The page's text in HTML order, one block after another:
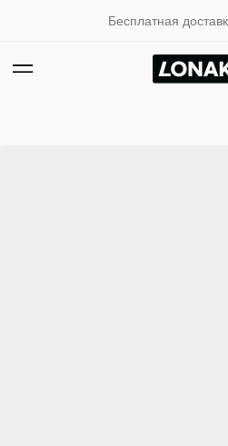
Бесплатная доставка по Казани